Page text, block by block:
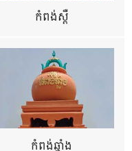
កំពង់ស្ពឺ
កំពង់ឆ្នាំង